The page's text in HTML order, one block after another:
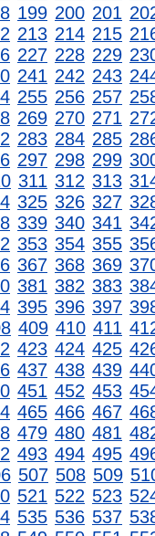
199 200 201
213 214 215
227 228 229
241 242 243
255 256 257
269 270 271
283 284 285
297 298 299
311 312 313
325 326 327
339 340 341
353 354 355
367 368 369
381 382 383
395 396 397
409 410 411
423 424 425
437 438 439
451 452 453
465 466 467
479 480 481
493 494 495
507 508 509
521 522 523
535 536 537